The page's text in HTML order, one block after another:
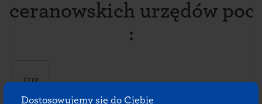
Dostosowujemy się do Ciebie
ceranowskich urzędów
:
FUP